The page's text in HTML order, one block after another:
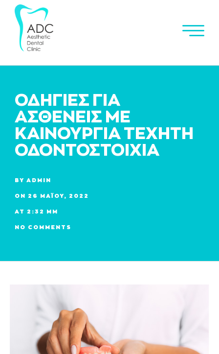
ΟΔΗΓΙΕΣ ΓΙΑ
ΑΣΘΕΝΕΙΣ ΜΕ
ΚΑΙΝΟΥΡΓΙΑ ΤΕΧΗΤΗ
ΟΔΟΝΤΟΣΤΟΙΧΙΑ
BY ADMIN
ON 26 ΜΑΪ́ΟΥ, 2022
AT 2:32 ΜΜ
NO COMMENTS